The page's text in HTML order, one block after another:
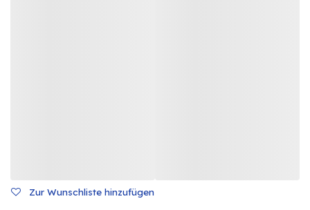
Zur Wunschliste hinzufügen